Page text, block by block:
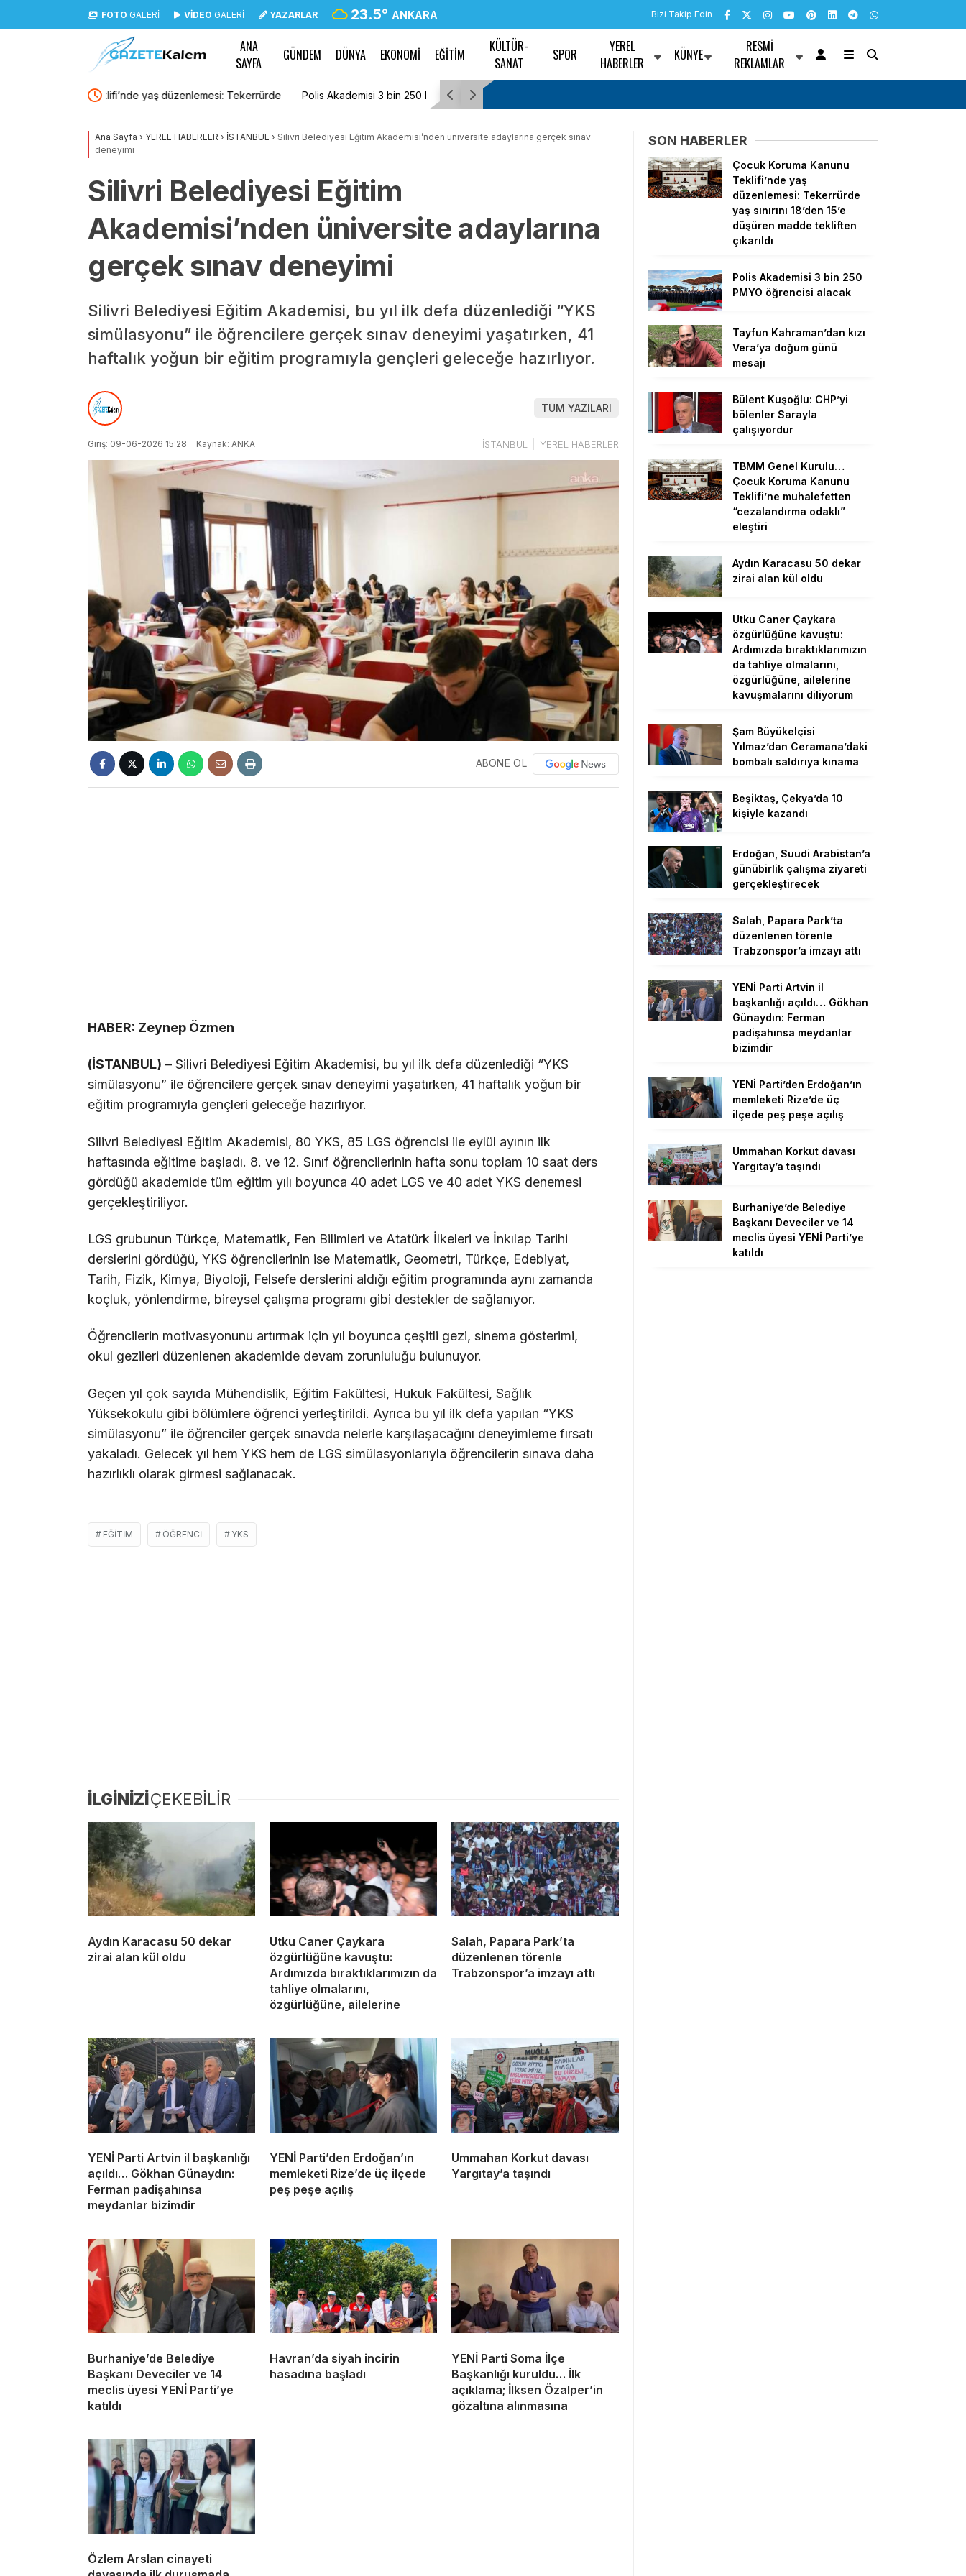
FOTO GALERİ VİDEO GALERİ YAZARLAR 23.5° ANKARA Bizi Takip Edin
ANA
SAYFA
GÜNDEM DÜNYA EKONOMİ EĞİTİM
KÜLTÜR-
SANAT
SPOR
YEREL
HABERLER
KÜNYE
RESMI
REKLAMLAR
Polis Akademisi 3 bin 250 PMYO öğrencisi alacak Tayfun Kahraman’dan kızı Vera’ya doğum günü mesajı
Ana Sayfa › YEREL HABERLER › İSTANBUL › Silivri Belediyesi Eğitim Akademisi’nden üniversite adaylarına gerçek sınav
deneyimi
Silivri Belediyesi Eğitim
Akademisi’nden üniversite adaylarına
gerçek sınav deneyimi
Silivri Belediyesi Eğitim Akademisi, bu yıl ilk defa düzenlediği “YKS
simülasyonu” ile öğrencilere gerçek sınav deneyimi yaşatırken, 41
haftalık yoğun bir eğitim programıyla gençleri geleceğe hazırlıyor.
TÜM YAZILARI
Giriş: 09-06-2026 15:28 Kaynak: ANKA İSTANBUL YEREL HABERLER
ABONE OL
HABER: Zeynep Özmen
(İSTANBUL) – Silivri Belediyesi Eğitim Akademisi, bu yıl ilk defa düzenlediği “YKS
simülasyonu” ile öğrencilere gerçek sınav deneyimi yaşatırken, 41 haftalık yoğun bir
eğitim programıyla gençleri geleceğe hazırlıyor.
Silivri Belediyesi Eğitim Akademisi, 80 YKS, 85 LGS öğrencisi ile eylül ayının ilk
haftasında eğitime başladı. 8. ve 12. Sınıf öğrencilerinin hafta sonu toplam 10 saat ders
gördüğü akademide tüm eğitim yılı boyunca 40 adet LGS ve 40 adet YKS denemesi
gerçekleştiriliyor.
LGS grubunun Türkçe, Matematik, Fen Bilimleri ve Atatürk İlkeleri ve İnkılap Tarihi
derslerini gördüğü, YKS öğrencilerinin ise Matematik, Geometri, Türkçe, Edebiyat,
Tarih, Fizik, Kimya, Biyoloji, Felsefe derslerini aldığı eğitim programında aynı zamanda
koçluk, yönlendirme, bireysel çalışma programı gibi destekler de sağlanıyor.
Öğrencilerin motivasyonunu artırmak için yıl boyunca çeşitli gezi, sinema gösterimi,
okul gezileri düzenlenen akademide devam zorunluluğu bulunuyor.
Geçen yıl çok sayıda Mühendislik, Eğitim Fakültesi, Hukuk Fakültesi, Sağlık
Yüksekokulu gibi bölümlere öğrenci yerleştirildi. Ayrıca bu yıl ilk defa yapılan “YKS
simülasyonu” ile öğrenciler gerçek sınavda nelerle karşılaşacağını deneyimleme fırsatı
yakaladı. Gelecek yıl hem YKS hem de LGS simülasyonlarıyla öğrencilerin sınava daha
hazırlıklı olarak girmesi sağlanacak.
EĞITIM ÖĞRENCI YKS
İLGİNİZİÇEKEBİLİR
Aydın Karacasu 50 dekar
zirai alan kül oldu
Utku Caner Çaykara
özgürlüğüne kavuştu:
Ardımızda bıraktıklarımızın da
tahliye olmalarını,
özgürlüğüne, ailelerine
Salah, Papara Park’ta
düzenlenen törenle
Trabzonspor’a imzayı attı
YENİ Parti Artvin il başkanlığı
açıldı… Gökhan Günaydın:
Ferman padişahınsa
meydanlar bizimdir
YENİ Parti’den Erdoğan’ın
memleketi Rize’de üç ilçede
peş peşe açılış
Ummahan Korkut davası
Yargıtay’a taşındı
Burhaniye’de Belediye
Başkanı Deveciler ve 14
meclis üyesi YENİ Parti’ye
katıldı
Havran’da siyah incirin
hasadına başladı
YENİ Parti Soma İlçe
Başkanlığı kuruldu… İlk
açıklama; İlksen Özalper’in
gözaltına alınmasına
Özlem Arslan cinayeti
SON HABERLER
Çocuk Koruma Kanunu
Teklifi’nde yaş
düzenlemesi: Tekerrürde
yaş sınırını 18’den 15’e
düşüren madde tekliften
çıkarıldı
Polis Akademisi 3 bin 250
PMYO öğrencisi alacak
Tayfun Kahraman’dan kızı
Vera’ya doğum günü
mesajı
Bülent Kuşoğlu: CHP’yi
bölenler Sarayla
çalışıyordur
TBMM Genel Kurulu…
Çocuk Koruma Kanunu
Teklifi’ne muhalefetten
“cezalandırma odaklı”
eleştiri
Aydın Karacasu 50 dekar
zirai alan kül oldu
Utku Caner Çaykara
özgürlüğüne kavuştu:
Ardımızda bıraktıklarımızın
da tahliye olmalarını,
özgürlüğüne, ailelerine
kavuşmalarını diliyorum
Şam Büyükelçisi
Yılmaz’dan Ceramana’daki
bombalı saldırıya kınama
Beşiktaş, Çekya’da 10
kişiyle kazandı
Erdoğan, Suudi Arabistan’a
günübirlik çalışma ziyareti
gerçekleştirecek
Salah, Papara Park’ta
düzenlenen törenle
Trabzonspor’a imzayı attı
YENİ Parti Artvin il
başkanlığı açıldı… Gökhan
Günaydın: Ferman
padişahınsa meydanlar
bizimdir
YENİ Parti’den Erdoğan’ın
memleketi Rize’de üç
ilçede peş peşe açılış
Ummahan Korkut davası
Yargıtay’a taşındı
Burhaniye’de Belediye
Başkanı Deveciler ve 14
meclis üyesi YENİ Parti’ye
katıldı